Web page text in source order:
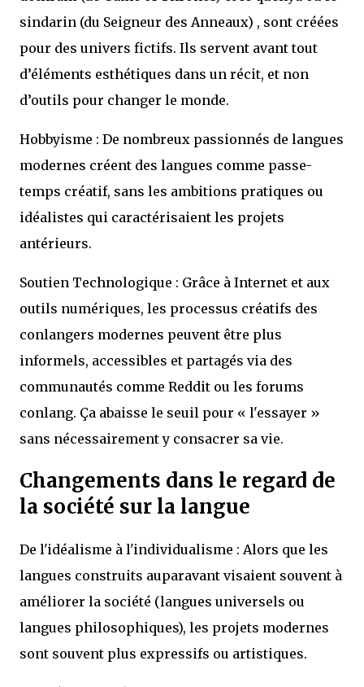
sindarin (du Seigneur des Anneaux) , sont créées
pour des univers fictifs. Ils servent avant tout
d’éléments esthétiques dans un récit, et non
d’outils pour changer le monde.
Hobbyisme : De nombreux passionnés de langues
modernes créent des langues comme passe-
temps créatif, sans les ambitions pratiques ou
idéalistes qui caractérisaient les projets
antérieurs.
Soutien Technologique : Grâce à Internet et aux
outils numériques, les processus créatifs des
conlangers modernes peuvent être plus
informels, accessibles et partagés via des
communautés comme Reddit ou les forums
conlang. Ça abaisse le seuil pour « l'essayer »
sans nécessairement y consacrer sa vie.
Changements dans le regard de
la société sur la langue
De l'idéalisme à l'individualisme : Alors que les
langues construits auparavant visaient souvent à
améliorer la société (langues universels ou
langues philosophiques), les projets modernes
sont souvent plus expressifs ou artistiques.